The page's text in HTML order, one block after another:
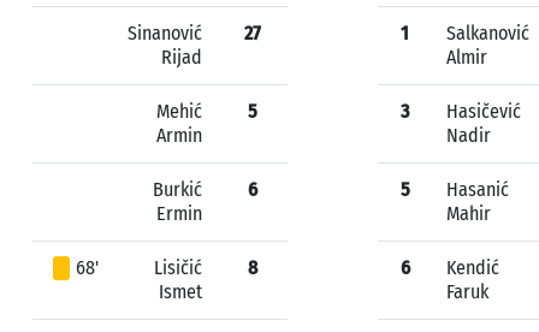
Sinanović
Rijad
27
Mehić
Armin
5
Burkić
Ermin
6
68'
Lisičić
Ismet
8
1
Salkanović
Almir
3
Hasičević
Nadir
5
Hasanić
Mahir
6
Kendić
Faruk